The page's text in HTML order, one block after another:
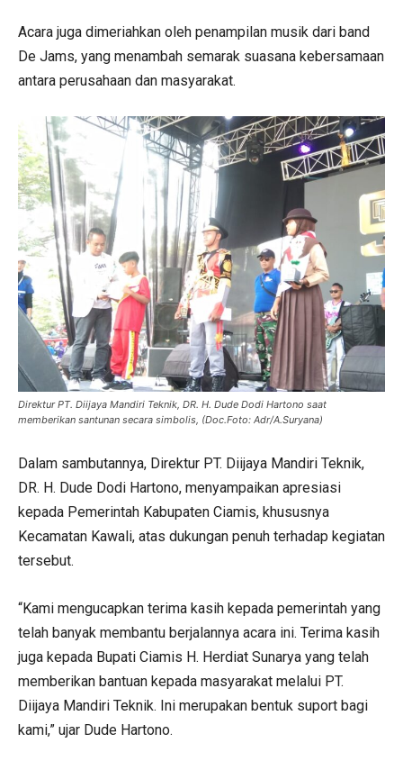
Acara juga dimeriahkan oleh penampilan musik dari band
De Jams, yang menambah semarak suasana kebersamaan
antara perusahaan dan masyarakat.
Direktur PT. Diijaya Mandiri Teknik, DR. H. Dude Dodi Hartono saat
memberikan santunan secara simbolis, (Doc.Foto: Adr/A.Suryana)
Dalam sambutannya, Direktur PT. Diijaya Mandiri Teknik,
DR. H. Dude Dodi Hartono, menyampaikan apresiasi
kepada Pemerintah Kabupaten Ciamis, khususnya
Kecamatan Kawali, atas dukungan penuh terhadap kegiatan
tersebut.
“Kami mengucapkan terima kasih kepada pemerintah yang
telah banyak membantu berjalannya acara ini. Terima kasih
juga kepada Bupati Ciamis H. Herdiat Sunarya yang telah
memberikan bantuan kepada masyarakat melalui PT.
Diijaya Mandiri Teknik. Ini merupakan bentuk suport bagi
kami,” ujar Dude Hartono.